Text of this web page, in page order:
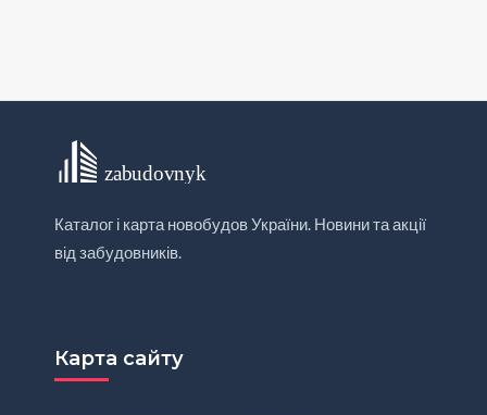
Каталог і карта новобудов України. Новини та акції
від забудовників.
Карта сайту